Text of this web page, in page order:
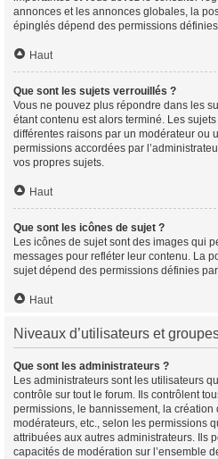
annonces et les annonces globales, la
épinglés dépend des permissions
Haut
Que sont les sujets verrouillés ?
Vous ne pouvez plus répondre dans les
étant contenu est alors terminé. Les
différentes raisons par un modérateur ou
permissions accordées par
vos propres sujets.
Haut
Que sont les icônes de sujet ?
Les icônes de sujet sont des images qui
messages pour refléter leur contenu. La
sujet dépend des permissions définies
Haut
Niveaux d’utilisateurs et
Que sont les administrateurs ?
Les administrateurs sont les utilisateurs
contrôle sur tout le forum. Ils contrôlent
permissions, le bannissement, la création
modérateurs, etc., selon les permissions
attribuées aux autres administrateurs. Ils
capacités de modération sur l’ensemble